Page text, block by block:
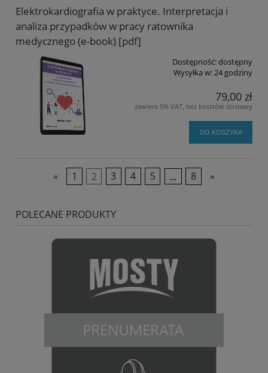
Elektrokardiografia w praktyce. Interpretacja i
analiza przypadków w pracy ratownika
medycznego (e-book) [pdf]
Dostępność:dostępny
Wysyłka w:24 godziny
79,00 zł
zawiera 5% VAT, bez kosztów dostawy
DO KOSZYKA
« 1 2 3 4 5 ... 8 »
POLECANE PRODUKTY